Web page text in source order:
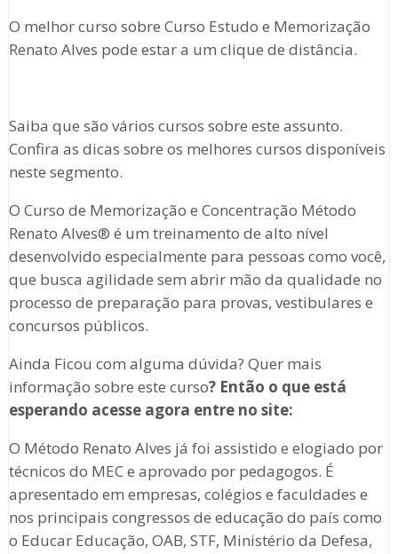
O melhor curso sobre Curso Estudo e Memorização
Renato Alves pode estar a um clique de distância.
Saiba que são vários cursos sobre este assunto.
Confira as dicas sobre os melhores cursos disponíveis
neste segmento.
O Curso de Memorização e Concentração Método
Renato Alves® é um treinamento de alto nível
desenvolvido especialmente para pessoas como você,
que busca agilidade sem abrir mão da qualidade no
processo de preparação para provas, vestibulares e
concursos públicos.
Ainda Ficou com alguma dúvida? Quer mais
informação sobre este curso? Então o que está
esperando acesse agora entre no site:
O Método Renato Alves já foi assistido e elogiado por
técnicos do MEC e aprovado por pedagogos. É
apresentado em empresas, colégios e faculdades e
nos principais congressos de educação do país como
o Educar Educação, OAB, STF, Ministério da Defesa,